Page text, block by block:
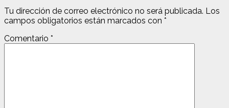
Tu dirección de correo electrónico no será publicada. Los
campos obligatorios están marcados con *
Comentario *